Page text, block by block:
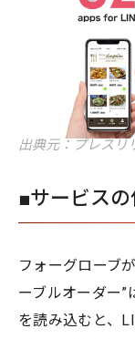
出典元：プレスリ
■サービス
フォーグローブ
ーブルオーダー”
を読み込むと、